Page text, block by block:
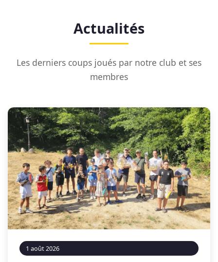
Actualités
Les derniers coups joués par notre club et ses
membres
1 août 2026